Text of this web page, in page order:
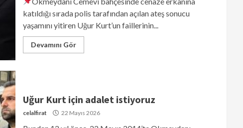
katıldığı sırada polis tarafından açılan ateş sonucu
yaşamını yitiren Uğur Kurt’un faillerinin...
Devamını Gör
Uğur Kurt için adalet istiyoruz
celalfirat 22 Mayıs 2026